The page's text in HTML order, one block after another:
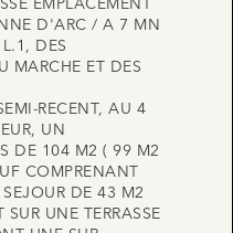
EMPLACEMENT
D'ARC / A 7 MN
DES
MARCHE ET DES
RECENT, AU 4
UN
DE 104 M2 ( 99 M2
COMPRENANT
DE 43 M2
UNE TERRASSE